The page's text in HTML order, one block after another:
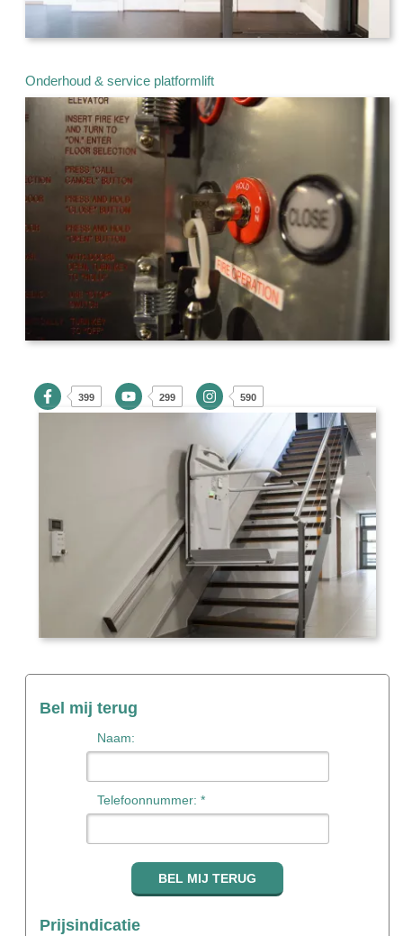
Onderhoud & service platformlift
399 299 590
Bel mij terug
Naam:
Telefoonnummer: *
Prijsindicatie